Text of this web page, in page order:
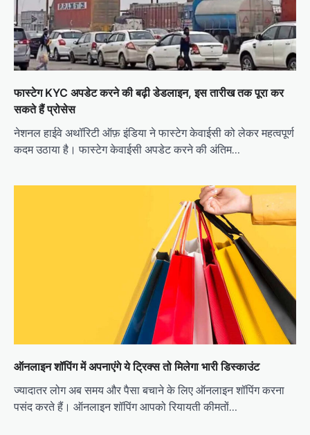
फास्टेग KYC अपडेट करने की बढ़ी डेडलाइन, इस तारीख तक पूरा कर
सकते हैं प्रोसेस
नेशनल हाईवे अथॉरिटी ऑफ़ इंडिया ने फास्टेग केवाईसी को लेकर महत्वपूर्ण
कदम उठाया है। फास्टेग केवाईसी अपडेट करने की अंतिम…
ऑनलाइन शॉपिंग में अपनाएंगे ये ट्रिक्स तो मिलेगा भारी डिस्काउंट
ज्यादातर लोग अब समय और पैसा बचाने के लिए ऑनलाइन शॉपिंग करना
पसंद करते हैं। ऑनलाइन शॉपिंग आपको रियायती कीमतों…